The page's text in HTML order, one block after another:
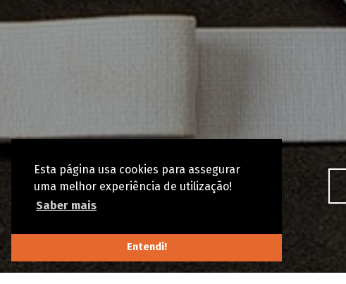
Esta página usa cookies para assegurar
uma melhor experiência de utilização!
Saber mais
Entendi!